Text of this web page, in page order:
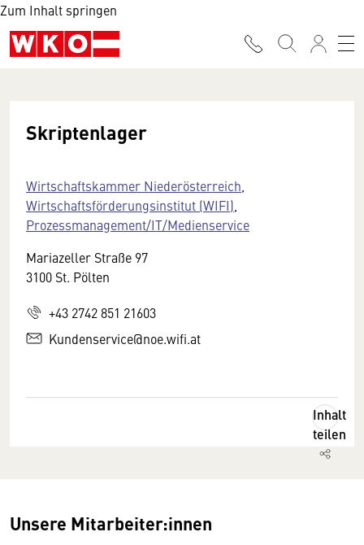
Zum Inhalt springen
Skriptenlager
Wirtschaftskammer Niederösterreich
Wirtschaftsförderungsinstitut (WIFI)
Prozessmanagement/IT/Medienservice
Mariazeller Straße 97
3100 St. Pölten
+43 2742 851 21603
Kundenservice@noe.wifi.at
Inhalt
teilen
Unsere Mitarbeiter:innen